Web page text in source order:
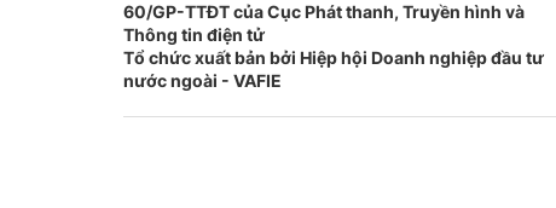
60/GP-TTĐT của Cục Phát thanh, Truyền hình và
Thông tin điện tử
Tổ chức xuất bản bởi Hiệp hội Doanh nghiệp đầu tư
nước ngoài - VAFIE